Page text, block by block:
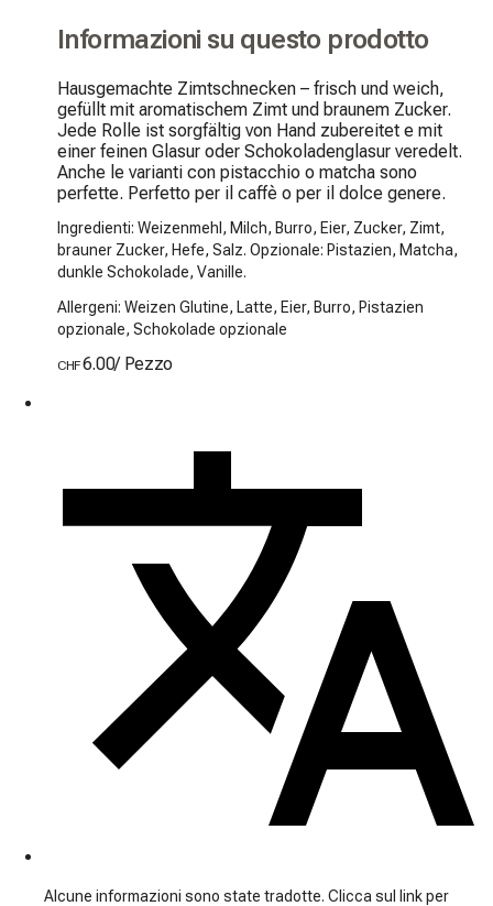
Informazioni su questo prodotto
Hausgemachte Zimtschnecken – frisch und weich,
gefüllt mit aromatischem Zimt und braunem Zucker.
Jede Rolle ist sorgfältig von Hand zubereitet e mit
einer feinen Glasur oder Schokoladenglasur veredelt.
Anche le varianti con pistacchio o matcha sono
perfette. Perfetto per il caffè o per il dolce genere.
Ingredienti: Weizenmehl, Milch, Burro, Eier, Zucker, Zimt,
brauner Zucker, Hefe, Salz. Opzionale: Pistazien, Matcha,
dunkle Schokolade, Vanille.
Allergeni: Weizen Glutine, Latte, Eier, Burro, Pistazien
opzionale, Schokolade opzionale
CHF6.00/ Pezzo
Alcune informazioni sono state tradotte. Clicca sul link per